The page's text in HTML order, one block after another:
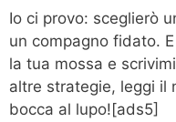
Io ci provo: sceglierò
un compagno fidato.
la tua mossa e
altre strategie, leggi il
bocca al lupo![ads5]